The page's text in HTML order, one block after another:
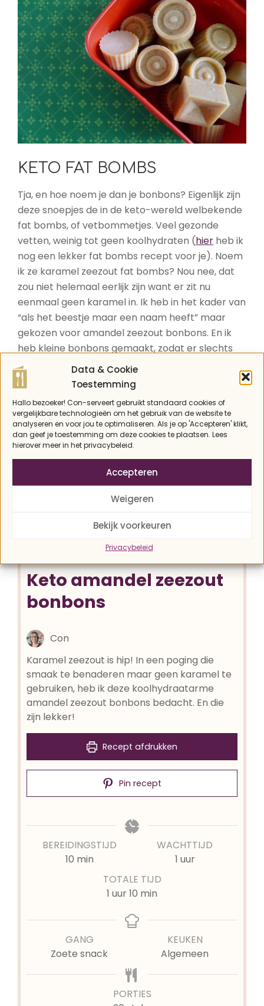
Data & Cookie
Toestemming
Hallo bezoeker! Con-serveert gebruikt standaard cookies of
vergelijkbare technologieën om het gebruik van de website te
analyseren en voor jou te optimaliseren. Als je op 'Accepteren' klikt,
dan geef je toestemming om deze cookies te plaatsen. Lees
hierover meer in het privacybeleid.
Accepteren
Weigeren
Bekijk voorkeuren
Privacybeleid
KETO FAT BOMBS
Tja, en hoe noem je dan je bonbons? Eigenlijk zijn
deze snoepjes de in de keto-wereld welbekende
fat bombs, of vetbommetjes. Veel gezonde
vetten, weinig tot geen koolhydraten (hier heb ik
nog een lekker fat bombs recept voor je). Noem
ik ze karamel zeezout fat bombs? Nou nee, dat
zou niet helemaal eerlijk zijn want er zit nu
eenmaal geen karamel in. Ik heb in het kader van
“als het beestje maar een naam heeft” maar
gekozen voor amandel zeezout bonbons. En ik
heb kleine bonbons gemaakt, zodat er slechts
0,2 koolhydraat in één bonbon zit (en 4,5 gram
vet). Dat is nog eens met een gerust hart
Keto amandel zeezout
bonbons
Con
Karamel zeezout is hip! In een poging die
smaak te benaderen maar geen karamel te
gebruiken, heb ik deze koolhydraatarme
amandel zeezout bonbons bedacht. En die
zijn lekker!
Recept afdrukken
Pin recept
BEREIDINGSTIJD
10minuten
min
WACHTTIJD
1uur
uur
TOTALE TIJD
1 uur
uur10 minuten
min
GANG
Zoete snack
KEUKEN
Algemeen
PORTIES